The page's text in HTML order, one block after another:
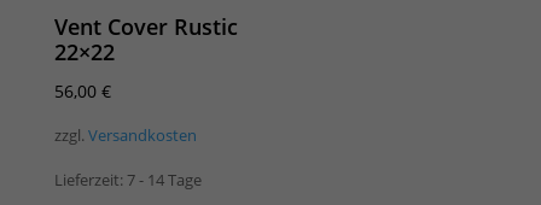
Vent Cover Rustic
22×22
56,00 €
zzgl. Versandkosten
Lieferzeit: 7 - 14 Tage